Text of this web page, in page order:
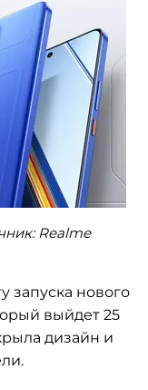
Realme
запуска нового
выйдет 25
дизайн и